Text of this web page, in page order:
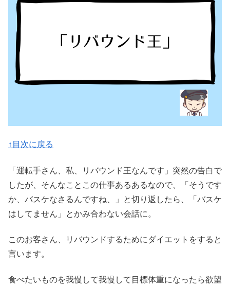
↑目次に戻る
「運転手さん、私、リバウンド王なんです」突然の告白で
したが、そんなことこの仕事あるあるなので、「そうです
か、バスケなさるんですね、」と切り返したら、「バスケ
はしてません」とかみ合わない会話に。
このお客さん、リバウンドするためにダイエットをすると
言います。
食べたいものを我慢して我慢して目標体重になったら欲望